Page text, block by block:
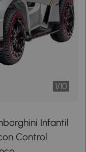
1/10
Infantil
Control